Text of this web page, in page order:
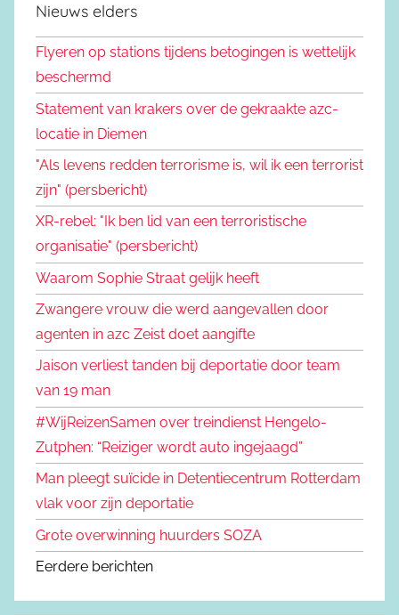
Nieuws elders
Flyeren op stations tijdens betogingen is wettelijk
beschermd
Statement van krakers over de gekraakte azc-
locatie in Diemen
"Als levens redden terrorisme is, wil ik een terrorist
zijn" (persbericht)
XR-rebel: "Ik ben lid van een terroristische
organisatie" (persbericht)
Waarom Sophie Straat gelijk heeft
Zwangere vrouw die werd aangevallen door
agenten in azc Zeist doet aangifte
Jaison verliest tanden bij deportatie door team
van 19 man
#WijReizenSamen over treindienst Hengelo-
Zutphen: “Reiziger wordt auto ingejaagd”
Man pleegt suïcide in Detentiecentrum Rotterdam
vlak voor zijn deportatie
Grote overwinning huurders SOZA
Eerdere berichten